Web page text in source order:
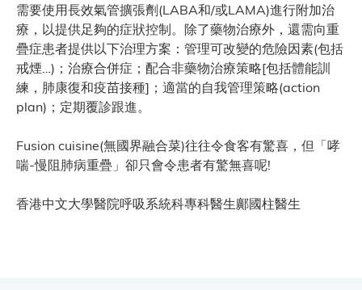
需要使用長效氣管擴張劑(LABA和/或LAMA)進行附加治
療，以提供足夠的症狀控制。除了藥物治療外，還需向重
疊症患者提供以下治理方案：管理可改變的危險因素(包括
戒煙…)；治療合併症；配合非藥物治療策略[包括體能訓
練，肺康復和疫苗接種]；適當的自我管理策略(action
plan)；定期覆診跟進。
Fusion cuisine(無國界融合菜)往往令食客有驚喜，但「哮
喘-慢阻肺病重疊」卻只會令患者有驚無喜呢!
香港中文大學醫院呼吸系統科專科醫生鄺國柱醫生